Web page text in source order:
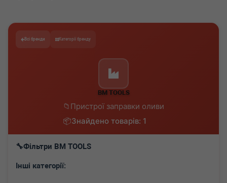
Всі бренди Категорії бренду
BM TOOLS
Пристрої заправки оливи
Знайдено товарів: 1
Фільтри BM TOOLS
Інші категорії: